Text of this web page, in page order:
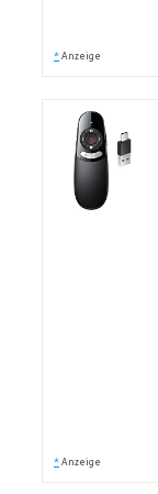
* Anzeige
* Anzeige